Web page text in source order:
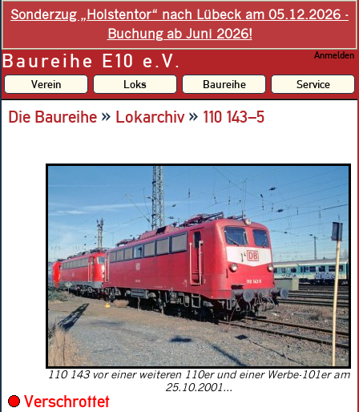
Sonderzug „Holstentor“ nach Lübeck am 05.12.2026 -
Buchung ab Juni 2026!
Baureihe E10 e.V. Anmelden
Verein Loks Baureihe Service
Die Baureihe » Lokarchiv» 110 143–5
110 143 vor einer weiteren 110er und einer Werbe-101er am
25.10.2001...
Verschrottet